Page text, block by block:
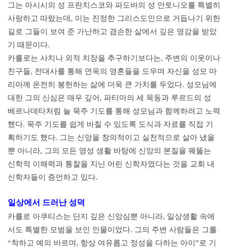
그는 아시시의 성 프란치스코와 파도바의 성 안토니오를 특별히
사랑하고 따랐는데, 이는 진정한 그리스도인으로 거듭나기 위한
길로 그들이 보여 준 가난하고 겸손한 삶에서 깊은 영감을 받았
기 때문이다.
카를로는 사치나 외적 치장을 추구하기보다는, 주변의 이웃이나
친구들, 전대사를 통해 연옥의 영혼들을 도우며 자신을 성모 마
리아께 온전히 봉헌하는 삶에 더욱 큰 가치를 두었다. 성모님에
대한 그의 신심은 매우 깊어, 파티마의 세 목동과 루르드의 성
베르나데타처럼 늘 묵주 기도를 통해 성모님과 함께하려고 노력
했다. 묵주 기도를 쉽게 바칠 수 있도록 도식과 자료를 직접 기
획하기도 했다. 그는 신앙을 창의적이고 실천적으로 살아 냈을
뿐 아니라, 그의 모든 영성 생활 바탕에 신앙의 본질을 꿰뚫는
신학적 이해력과 통찰을 지닌 어린 신학자였다는 것을 교회 내
신학자들이 증언하고 있다.
일상에서 드러난 성덕
카를로 아쿠티스는 단지 깊은 신앙심뿐 아니라, 일상생활 속에
서도 특별한 모범을 보인 인물이었다. 그의 주변 사람들은 그를
“착하고 예의 바르며, 항상 여유롭고 정성을 다하는 아이”로 기